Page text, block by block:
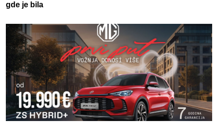
gde je bila